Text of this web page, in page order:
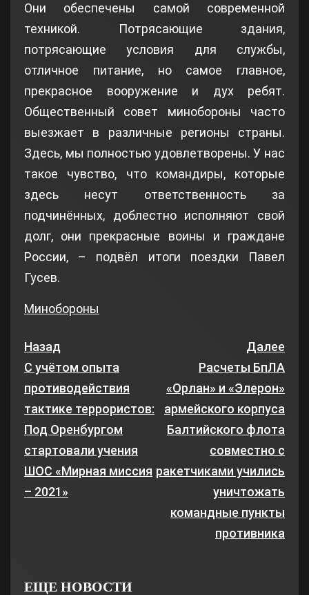
Они обеспечены самой современной
техникой. Потрясающие здания,
потрясающие условия для службы,
отличное питание, но самое главное,
прекрасное вооружение и дух ребят.
Общественный совет минобороны часто
выезжает в различные регионы страны.
Здесь, мы полностью удовлетворены. У нас
такое чувство, что командиры, которые
здесь несут ответственность за
подчинённых, доблестно исполняют свой
долг, они прекрасные воины и граждане
России, – подвёл итоги поездки Павел
Гусев.
Минобороны
Назад
С учётом опыта
противодействия
тактике террористов:
Под Оренбургом
стартовали учения
ШОС «Мирная миссия
– 2021»
Далее
Расчеты БпЛА
«Орлан» и «Элерон»
армейского корпуса
Балтийского флота
совместно с
ракетчиками учились
уничтожать
командные пункты
противника
ЕЩЕ НОВОСТИ